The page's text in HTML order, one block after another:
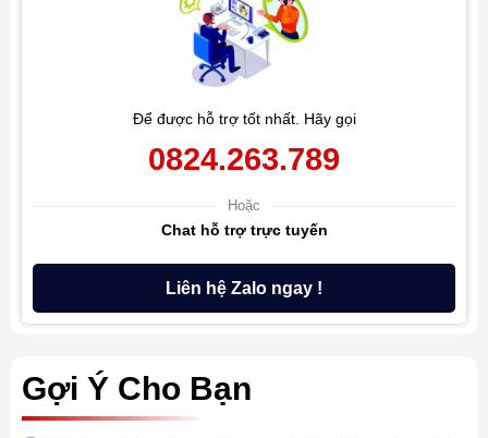
Để được hỗ trợ tốt nhất. Hãy gọi
0824.263.789
Hoặc
Chat hỗ trợ trực tuyến
Liên hệ Zalo ngay !
Gợi Ý Cho Bạn